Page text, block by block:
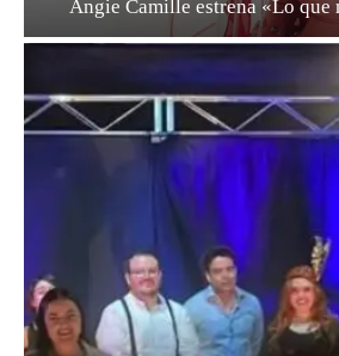
Angie Camille estrena «Lo que